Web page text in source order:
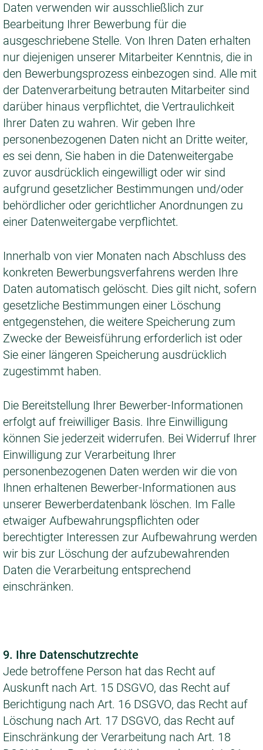
Daten verwenden wir ausschließlich zur
Bearbeitung Ihrer Bewerbung für die
ausgeschriebene Stelle. Von Ihren Daten erhalten
nur diejenigen unserer Mitarbeiter Kenntnis, die in
den Bewerbungsprozess einbezogen sind. Alle mit
der Datenverarbeitung betrauten Mitarbeiter sind
darüber hinaus verpflichtet, die Vertraulichkeit
Ihrer Daten zu wahren. Wir geben Ihre
personenbezogenen Daten nicht an Dritte weiter,
es sei denn, Sie haben in die Datenweitergabe
zuvor ausdrücklich eingewilligt oder wir sind
aufgrund gesetzlicher Bestimmungen und/oder
behördlicher oder gerichtlicher Anordnungen zu
einer Datenweitergabe verpflichtet.
Innerhalb von vier Monaten nach Abschluss des
konkreten Bewerbungsverfahrens werden Ihre
Daten automatisch gelöscht. Dies gilt nicht, sofern
gesetzliche Bestimmungen einer Löschung
entgegenstehen, die weitere Speicherung zum
Zwecke der Beweisführung erforderlich ist oder
Sie einer längeren Speicherung ausdrücklich
zugestimmt haben.
Die Bereitstellung Ihrer Bewerber-Informationen
erfolgt auf freiwilliger Basis. Ihre Einwilligung
können Sie jederzeit widerrufen. Bei Widerruf Ihrer
Einwilligung zur Verarbeitung Ihrer
personenbezogenen Daten werden wir die von
Ihnen erhaltenen Bewerber-Informationen aus
unserer Bewerberdatenbank löschen. Im Falle
etwaiger Aufbewahrungspflichten oder
berechtigter Interessen zur Aufbewahrung werden
wir bis zur Löschung der aufzubewahrenden
Daten die Verarbeitung entsprechend
einschränken.
9. Ihre Datenschutzrechte
Jede betroffene Person hat das Recht auf
Auskunft nach Art. 15 DSGVO, das Recht auf
Berichtigung nach Art. 16 DSGVO, das Recht auf
Löschung nach Art. 17 DSGVO, das Recht auf
Einschränkung der Verarbeitung nach Art. 18